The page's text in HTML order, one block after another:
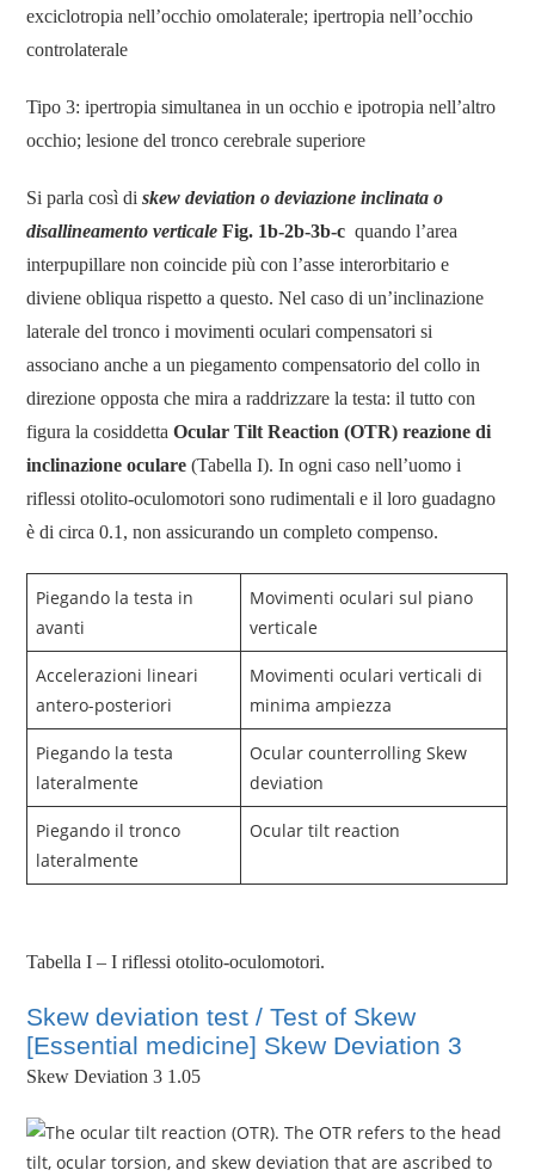
exciclotropia nell’occhio omolaterale; ipertropia nell’occhio
controlaterale
Tipo 3: ipertropia simultanea in un occhio e ipotropia nell’altro
occhio; lesione del tronco cerebrale superiore
Si parla così diskew deviation o deviazione inclinata o
disallineamento verticaleFig. 1b-2b-3b-c quando l’area
interpupillare non coincide più con l’asse interorbitario e
diviene obliqua rispetto a questo. Nel caso di un’inclinazione
laterale del tronco i movimenti oculari compensatori si
associano anche a un piegamento compensatorio del collo in
direzione opposta che mira a raddrizzare la testa: il tutto con
figura la cosiddettaOcular Tilt Reaction (OTR) reazione di
inclinazione oculare (Tabella I). In ogni caso nell’uomo i
riflessi otolito-oculomotori sono rudimentali e il loro guadagno
è di circa 0.1, non assicurando un completo compenso.
Piegando la testa in
avanti
Movimenti oculari sul piano
verticale
Accelerazioni lineari
antero-posteriori
Movimenti oculari verticali di
minima ampiezza
Piegando la testa
lateralmente
Ocular counterrolling Skew
deviation
Piegando il tronco
lateralmente
Ocular tilt reaction
Tabella I – I riflessi otolito-oculomotori.
Skew deviation test / Test of Skew
[Essential medicine] Skew Deviation 3
Skew Deviation 3 1.05